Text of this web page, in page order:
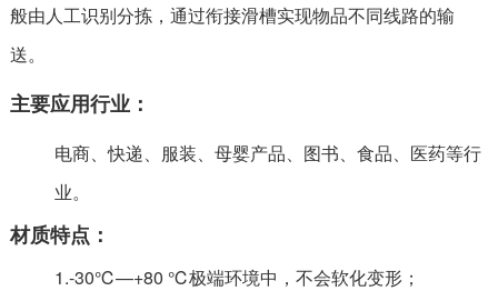
般由人工识别分拣，通过衔接滑槽实现物品不同线路的输
送。
主要应用行业：
电商、快递、服装、母婴产品、图书、食品、医药等行
业。
材质特点：
1.-30℃—+80 ℃极端环境中，不会软化变形；